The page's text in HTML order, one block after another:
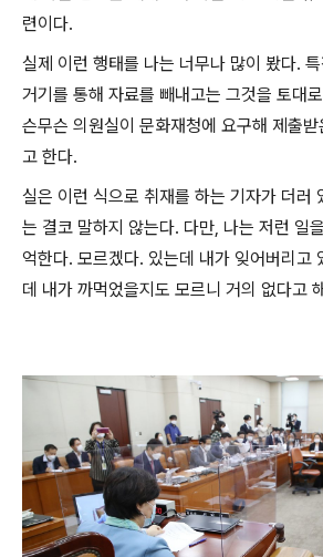
련이다.
실제 이런 행태를 나는 너무나 많이 봤다.
거기를 통해 자료를 빼내고는 그것을 토대
슨무슨 의원실이 문화재청에 요구해 제출
고 한다.
실은 이런 식으로 취재를 하는 기자가 더러
는 결코 말하지 않는다. 다만, 나는 저런 일
억한다. 모르겠다. 있는데 내가 잊어버리고
데 내가 까먹었을지도 모르니 거의 없다고